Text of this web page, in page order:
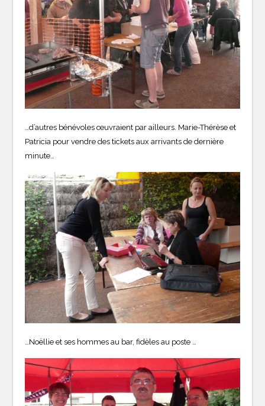
…d’autres bénévoles œuvraient par ailleurs. Marie-Thérèse et
Patricia pour vendre des tickets aux arrivants de dernière
minute…
…Noëllie et ses hommes au bar, fidèles au poste …